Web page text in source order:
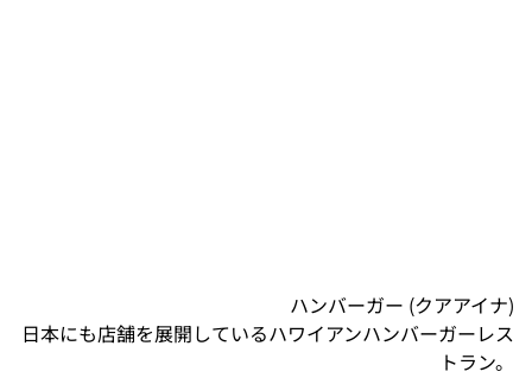
ハンバーガー (クアアイナ)
日本にも店舗を展開しているハワイアンハンバーガーレス
トラン。